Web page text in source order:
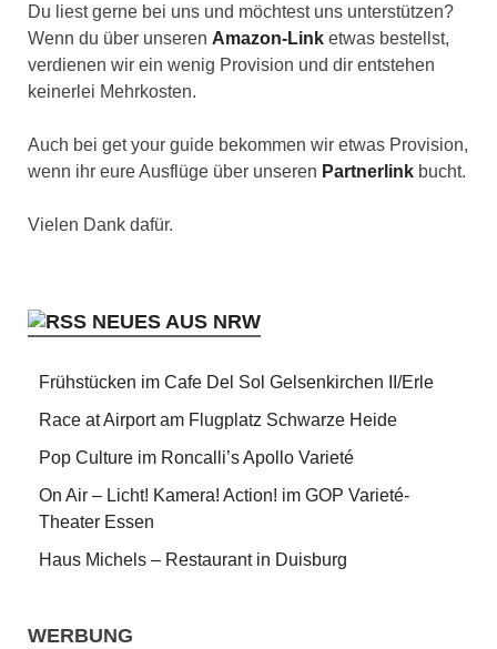
Du liest gerne bei uns und möchtest uns unterstützen?
Wenn du über unseren Amazon-Link etwas bestellst,
verdienen wir ein wenig Provision und dir entstehen
keinerlei Mehrkosten.
Auch bei get your guide bekommen wir etwas Provision,
wenn ihr eure Ausflüge über unseren Partnerlink bucht.
Vielen Dank dafür.
NEUES AUS NRW
Frühstücken im Cafe Del Sol Gelsenkirchen II/Erle
Race at Airport am Flugplatz Schwarze Heide
Pop Culture im Roncalli’s Apollo Varieté
On Air – Licht! Kamera! Action! im GOP Varieté-
Theater Essen
Haus Michels – Restaurant in Duisburg
WERBUNG